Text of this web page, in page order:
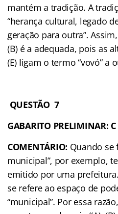
mantém a tradição. A
“herança cultural, legado
geração para outra”.
(B) é a adequada, pois as
(E) ligam o termo “vovó” a
QUESTÃO 7
GABARITO PRELIMINAR: C
COMENTÁRIO: Quando se
municipal”, por exemplo,
emitido por uma
se refere ao espaço de
“municipal”. Por essa